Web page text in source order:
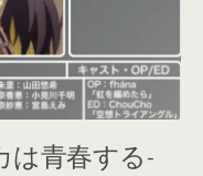
は青春する-